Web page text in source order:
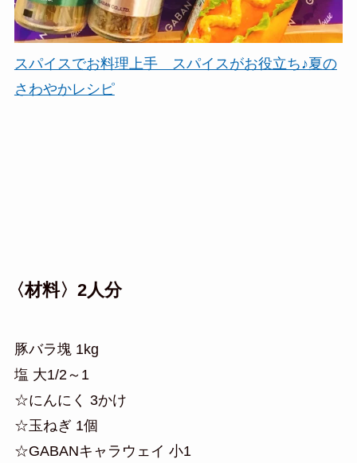
スパイスでお料理上手 スパイスがお役立ち♪夏の
さわやかレシピ
〈材料〉2人分
豚バラ塊 1kg
塩 大1/2～1
☆にんにく 3かけ
☆玉ねぎ 1個
☆GABANキャラウェイ 小1